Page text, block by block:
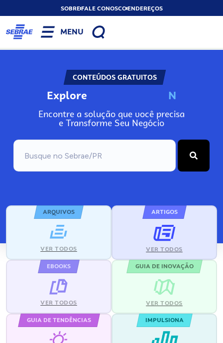
SOBREFALE CONOSCOENDEREÇOS
MENU
CONTEÚDOS GRATUITOS
Explore N
Encontre a solução que você precisa
e Transforme Seu Negócio
ARQUIVOS
VER TODOS
ARTIGOS
VER TODOS
EBOOKS
VER TODOS
GUIA DE INOVAÇÃO
VER TODOS
GUIA DE TENDÊNCIAS IMPULSIONA